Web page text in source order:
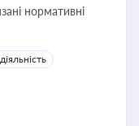
нормативні